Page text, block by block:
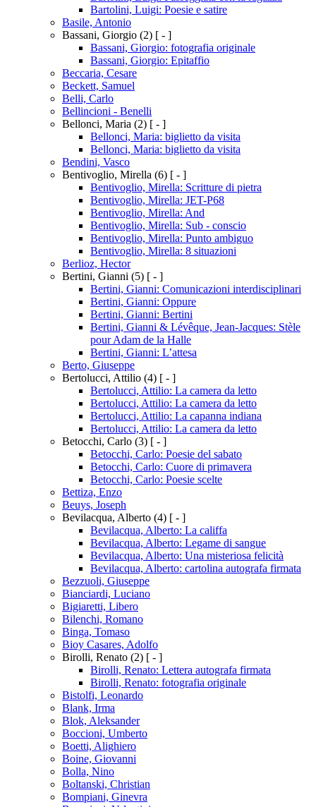
Bartolini, Luigi: Poesie e satire
Basile, Antonio
Bassani, Giorgio (2) [ - ]
Bassani, Giorgio: fotografia originale
Bassani, Giorgio: Epitaffio
Beccaria, Cesare
Beckett, Samuel
Belli, Carlo
Bellincioni - Benelli
Bellonci, Maria (2) [ - ]
Bellonci, Maria: biglietto da visita
Bellonci, Maria: biglietto da visita
Bendini, Vasco
Bentivoglio, Mirella (6) [ - ]
Bentivoglio, Mirella: Scritture di pietra
Bentivoglio, Mirella: JET-P68
Bentivoglio, Mirella: And
Bentivoglio, Mirella: Sub - conscio
Bentivoglio, Mirella: Punto ambiguo
Bentivoglio, Mirella: 8 situazioni
Berlioz, Hector
Bertini, Gianni (5) [ - ]
Bertini, Gianni: Comunicazioni interdisciplinari
Bertini, Gianni: Oppure
Bertini, Gianni: Bertini
Bertini, Gianni & Lévêque, Jean-Jacques: Stèle
pour Adam de la Halle
Bertini, Gianni: L’attesa
Berto, Giuseppe
Bertolucci, Attilio (4) [ - ]
Bertolucci, Attilio: La camera da letto
Bertolucci, Attilio: La camera da letto
Bertolucci, Attilio: La capanna indiana
Bertolucci, Attilio: La camera da letto
Betocchi, Carlo (3) [ - ]
Betocchi, Carlo: Poesie del sabato
Betocchi, Carlo: Cuore di primavera
Betocchi, Carlo: Poesie scelte
Bettiza, Enzo
Beuys, Joseph
Bevilacqua, Alberto (4) [ - ]
Bevilacqua, Alberto: La califfa
Bevilacqua, Alberto: Legame di sangue
Bevilacqua, Alberto: Una misteriosa felicità
Bevilacqua, Alberto: cartolina autografa firmata
Bezzuoli, Giuseppe
Bianciardi, Luciano
Bigiaretti, Libero
Bilenchi, Romano
Binga, Tomaso
Bioy Casares, Adolfo
Birolli, Renato (2) [ - ]
Birolli, Renato: Lettera autografa firmata
Birolli, Renato: fotografia originale
Bistolfi, Leonardo
Blank, Irma
Blok, Aleksander
Boccioni, Umberto
Boetti, Alighiero
Boine, Giovanni
Bolla, Nino
Boltanski, Christian
Bompiani, Ginevra